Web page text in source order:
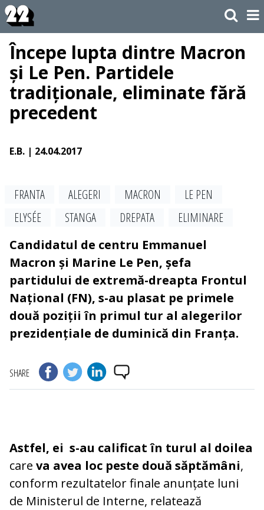
Începe lupta dintre Macron
și Le Pen. Partidele
tradiționale, eliminate fără
precedent
E.B. | 24.04.2017
FRANTA ALEGERI MACRON
LE PEN
ELYSÉE
STANGA DREPATA
ELIMINARE
Candidatul de centru Emmanuel
Macron și Marine Le Pen, șefa
partidului de extremă-dreapta Frontul
Național (FN), s-au plasat pe primele
două poziții în primul tur al alegerilor
prezidențiale de duminică din Franța.
SHARE
Astfel, ei s-au calificat în turul al doilea
care va avea loc peste două săptămâni,
conform rezultatelor finale anunțate luni
de Ministerul de Interne, relatează